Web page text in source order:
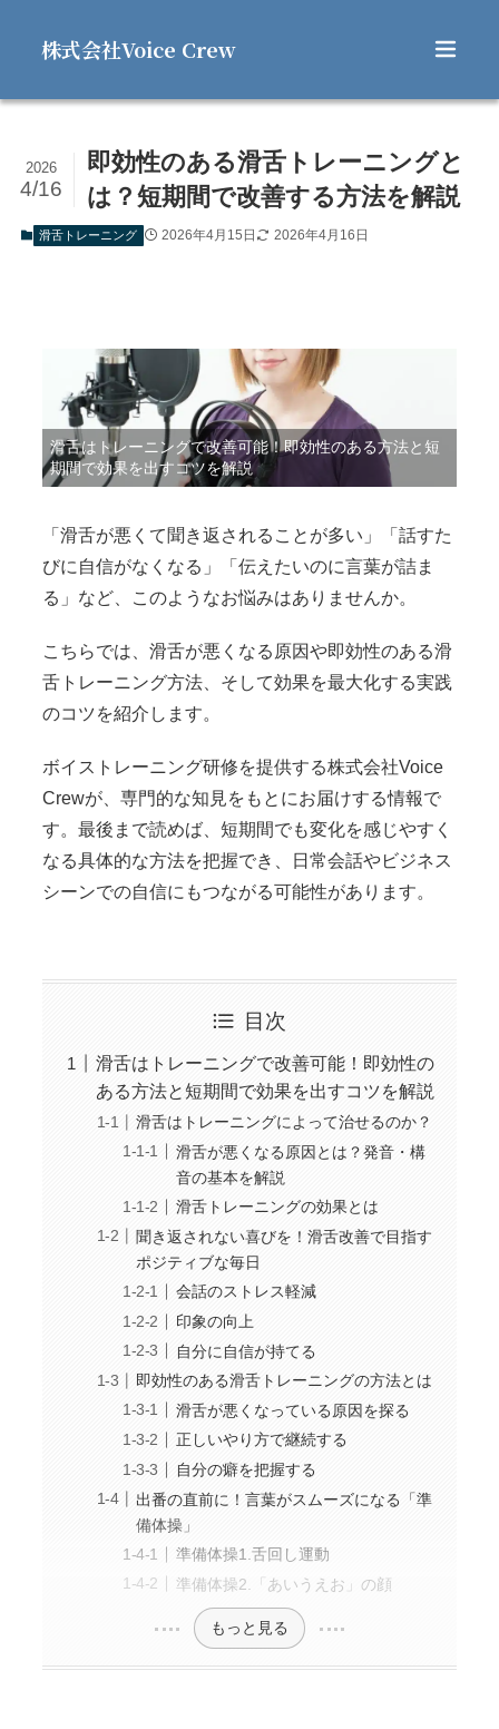
株式会社Voice Crew
即効性のある滑舌トレーニングと
は？短期間で改善する方法を解説
2026
4/16
滑舌トレーニング 2026年4月15日 2026年4月16日
滑舌はトレーニングで改善可能！即効性のある方法と短
期間で効果を出すコツを解説
「滑舌が悪くて聞き返されることが多い」「話すた
びに自信がなくなる」「伝えたいのに言葉が詰ま
る」など、このようなお悩みはありませんか。
こちらでは、滑舌が悪くなる原因や即効性のある滑
舌トレーニング方法、そして効果を最大化する実践
のコツを紹介します。
ボイストレーニング研修を提供する株式会社Voice
Crewが、専門的な知見をもとにお届けする情報で
す。最後まで読めば、短期間でも変化を感じやすく
なる具体的な方法を把握でき、日常会話やビジネス
シーンでの自信にもつながる可能性があります。
目次
滑舌はトレーニングで改善可能！即効性の
ある方法と短期間で効果を出すコツを解説
滑舌はトレーニングによって治せるのか？
滑舌が悪くなる原因とは？発音・構
音の基本を解説
滑舌トレーニングの効果とは
聞き返されない喜びを！滑舌改善で目指す
ポジティブな毎日
会話のストレス軽減
印象の向上
自分に自信が持てる
即効性のある滑舌トレーニングの方法とは
滑舌が悪くなっている原因を探る
正しいやり方で継続する
自分の癖を把握する
出番の直前に！言葉がスムーズになる「準
備体操」
準備体操1.舌回し運動
準備体操2.「あいうえお」の顔
もっと見る